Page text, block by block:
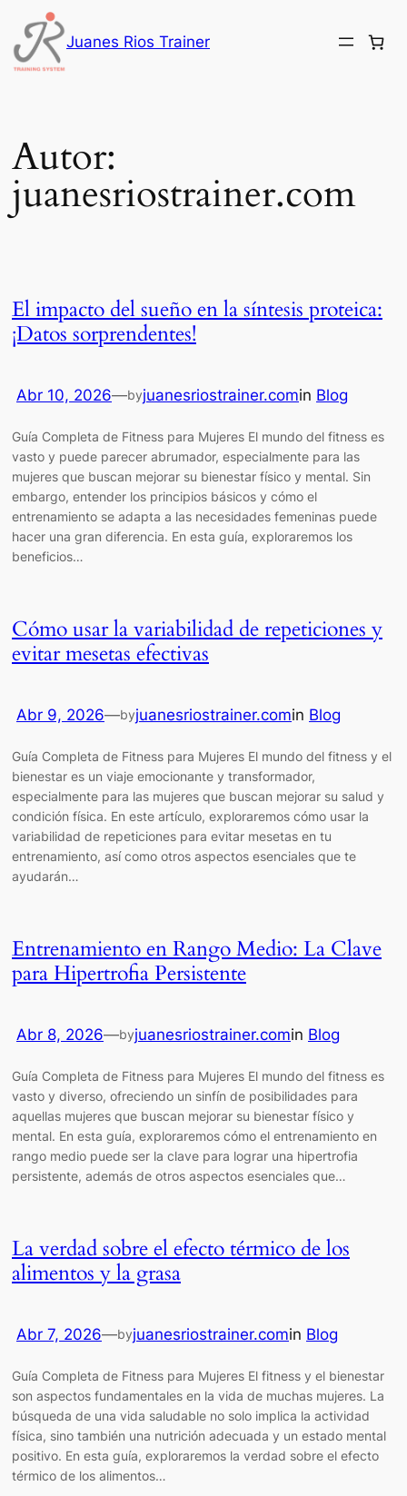
Saltar
al
contenido
Juanes Rios Trainer
Autor:
juanesriostrainer.com
El impacto del sueño en la síntesis proteica:
¡Datos sorprendentes!
Abr 10, 2026—byjuanesriostrainer.comin Blog
Guía Completa de Fitness para Mujeres El mundo del fitness es
vasto y puede parecer abrumador, especialmente para las
mujeres que buscan mejorar su bienestar físico y mental. Sin
embargo, entender los principios básicos y cómo el
entrenamiento se adapta a las necesidades femeninas puede
hacer una gran diferencia. En esta guía, exploraremos los
beneficios…
Cómo usar la variabilidad de repeticiones y
evitar mesetas efectivas
Abr 9, 2026—byjuanesriostrainer.comin Blog
Guía Completa de Fitness para Mujeres El mundo del fitness y el
bienestar es un viaje emocionante y transformador,
especialmente para las mujeres que buscan mejorar su salud y
condición física. En este artículo, exploraremos cómo usar la
variabilidad de repeticiones para evitar mesetas en tu
entrenamiento, así como otros aspectos esenciales que te
ayudarán…
Entrenamiento en Rango Medio: La Clave
para Hipertrofia Persistente
Abr 8, 2026—byjuanesriostrainer.comin Blog
Guía Completa de Fitness para Mujeres El mundo del fitness es
vasto y diverso, ofreciendo un sinfín de posibilidades para
aquellas mujeres que buscan mejorar su bienestar físico y
mental. En esta guía, exploraremos cómo el entrenamiento en
rango medio puede ser la clave para lograr una hipertrofia
persistente, además de otros aspectos esenciales que…
La verdad sobre el efecto térmico de los
alimentos y la grasa
Abr 7, 2026—byjuanesriostrainer.comin Blog
Guía Completa de Fitness para Mujeres El fitness y el bienestar
son aspectos fundamentales en la vida de muchas mujeres. La
búsqueda de una vida saludable no solo implica la actividad
física, sino también una nutrición adecuada y un estado mental
positivo. En esta guía, exploraremos la verdad sobre el efecto
térmico de los alimentos…